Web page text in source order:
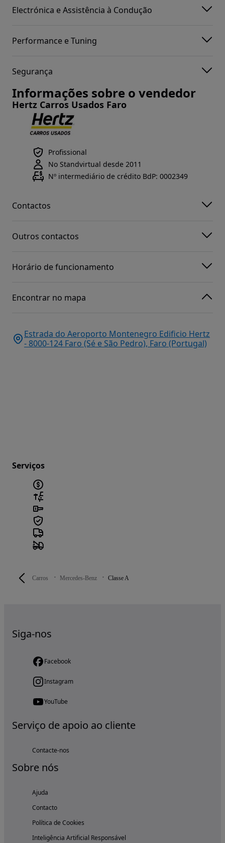
Carros Mercedes-Benz Classe A
Electrónica e Assistência à Condução
Performance e Tuning
Segurança
Informações sobre o vendedor
Hertz Carros Usados Faro
Profissional
No Standvirtual desde 2011
Nº intermediário de crédito BdP: 0002349
Contactos
Outros contactos
Horário de funcionamento
Encontrar no mapa
Estrada do Aeroporto Montenegro Edificio Hertz
- 8000-124 Faro (Sé e São Pedro), Faro (Portugal)
Serviços
Siga-nos
Facebook
Instagram
YouTube
Serviço de apoio ao cliente
Contacte-nos
Sobre nós
Ajuda
Contacto
Política de Cookies
Inteligência Artificial Responsável